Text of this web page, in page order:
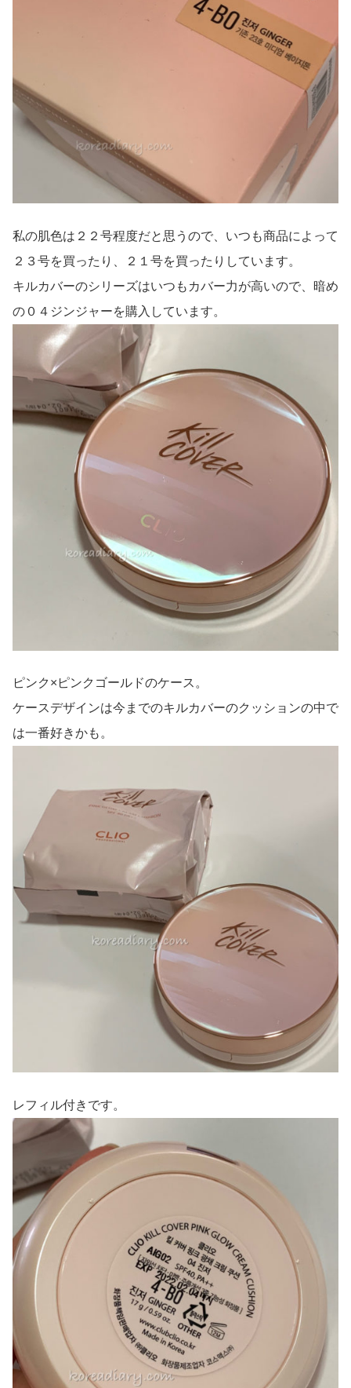
私の肌色は２２号程度だと思うので、いつも商品によって
２３号を買ったり、２１号を買ったりしています。
キルカバーのシリーズはいつもカバー力が高いので、暗め
の０４ジンジャーを購入しています。
ピンク×ピンクゴールドのケース。
ケースデザインは今までのキルカバーのクッションの中で
は一番好きかも。
レフィル付きです。